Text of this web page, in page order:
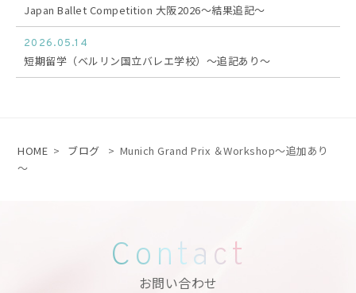
Japan Ballet Competition 大阪2026〜結果追記〜
2026.05.14
短期留学（ベルリン国立バレエ学校）〜追記あり〜
HOME > ブログ > Munich Grand Prix ＆Workshop〜追加あり
〜
Contact
お問い合わせ